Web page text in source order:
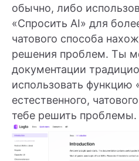
обычно, либо
«Спросить AI» для
чатового способа
решения проблем. Ты
документации
использовать функцию
естественного,
тебе решить проблемы.